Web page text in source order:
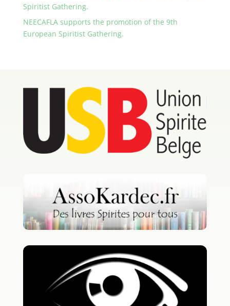
Spiritist Gathering.
NEECAFLA supports the promotion of the 9th
European Spiritist Gathering.